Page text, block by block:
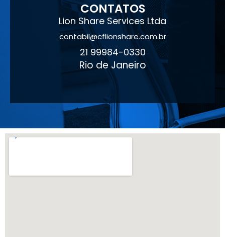
CONTATOS
Lion Share Services Ltda
contabil@cflionshare.com.br
21 99984-0330
Rio de Janeiro